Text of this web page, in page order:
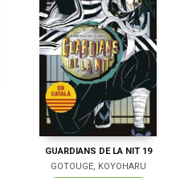
GUARDIANS DE LA NIT 19
GOTOUGE, KOYOHARU